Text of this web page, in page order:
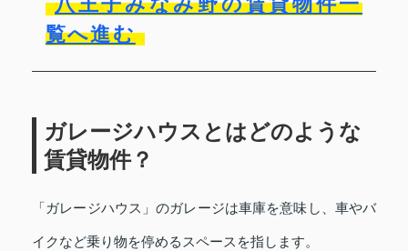
覧へ進む
ガレージハウスとはどのような
賃貸物件？
「ガレージハウス」のガレージは車庫を意味し、車やバ
イクなど乗り物を停めるスペースを指します。